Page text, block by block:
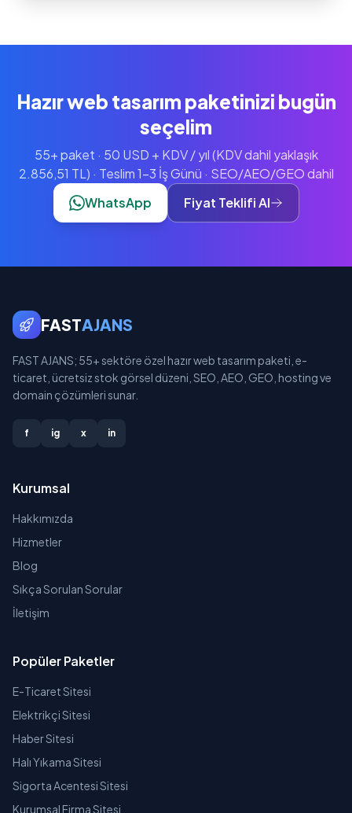
Hazır web tasarım paketinizi bugün
seçelim
55+ paket · 50 USD + KDV / yıl (KDV dahil yaklaşık
2.856,51 TL) · Teslim 1-3 İş Günü · SEO/AEO/GEO dahil
WhatsApp
Fiyat Teklifi Al
FASTAJANS
FAST AJANS; 55+ sektöre özel hazır web tasarım paketi, e-
ticaret, ücretsiz stok görsel düzeni, SEO, AEO, GEO, hosting ve
domain çözümleri sunar.
f ig x in
Kurumsal
Hakkımızda
Hizmetler
Blog
Sıkça Sorulan Sorular
İletişim
Popüler Paketler
E-Ticaret Sitesi
Elektrikçi Sitesi
Haber Sitesi
Halı Yıkama Sitesi
Sigorta Acentesi Sitesi
Kurumsal Firma Sitesi